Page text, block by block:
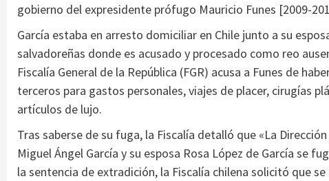
gobierno del expresidente prófugo Mauricio Funes [2009-
García estaba en arresto domiciliar en Chile junto a su
salvadoreñas donde es acusado y procesado como reo
Fiscalía General de la República (FGR) acusa a Funes de
terceros para gastos personales, viajes de placer, cirugías
artículos de lujo.
Tras saberse de su fuga, la Fiscalía detalló que «La
Miguel Ángel García y su esposa Rosa López de García se
la sentencia de extradición, la Fiscalía chilena solicitó que